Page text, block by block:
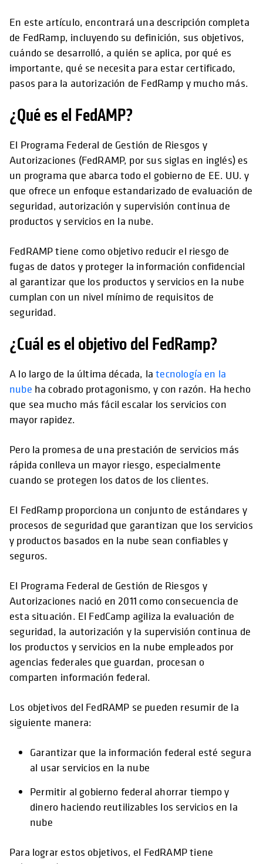
En este artículo, encontrará una descripción completa
de FedRamp, incluyendo su definición, sus objetivos,
cuándo se desarrolló, a quién se aplica, por qué es
importante, qué se necesita para estar certificado,
pasos para la autorización de FedRamp y mucho más.
¿Qué es el FedAMP?
El Programa Federal de Gestión de Riesgos y
Autorizaciones (FedRAMP, por sus siglas en inglés) es
un programa que abarca todo el gobierno de EE. UU. y
que ofrece un enfoque estandarizado de evaluación de
seguridad, autorización y supervisión continua de
productos y servicios en la nube.
FedRAMP tiene como objetivo reducir el riesgo de
fugas de datos y proteger la información confidencial
al garantizar que los productos y servicios en la nube
cumplan con un nivel mínimo de requisitos de
seguridad.
¿Cuál es el objetivo del FedRamp?
A lo largo de la última década, latecnología en la
nube ha cobrado protagonismo, y con razón. Ha hecho
que sea mucho más fácil escalar los servicios con
mayor rapidez.
Pero la promesa de una prestación de servicios más
rápida conlleva un mayor riesgo, especialmente
cuando se protegen los datos de los clientes.
El FedRamp proporciona un conjunto de estándares y
procesos de seguridad que garantizan que los servicios
y productos basados en la nube sean confiables y
seguros.
El Programa Federal de Gestión de Riesgos y
Autorizaciones nació en 2011 como consecuencia de
esta situación. El FedCamp agiliza la evaluación de
seguridad, la autorización y la supervisión continua de
los productos y servicios en la nube empleados por
agencias federales que guardan, procesan o
comparten información federal.
Los objetivos del FedRAMP se pueden resumir de la
siguiente manera:
Garantizar que la información federal esté segura
al usar servicios en la nube
Permitir al gobierno federal ahorrar tiempo y
dinero haciendo reutilizables los servicios en la
nube
Para lograr estos objetivos, el FedRAMP tiene